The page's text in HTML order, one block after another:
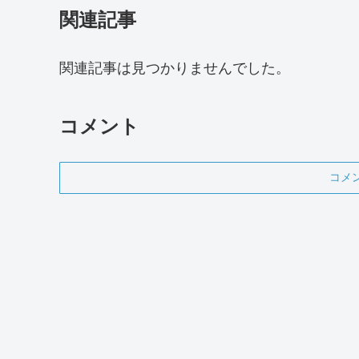
関連記事
関連記事は見つかりませんでした。
コメント
コメ